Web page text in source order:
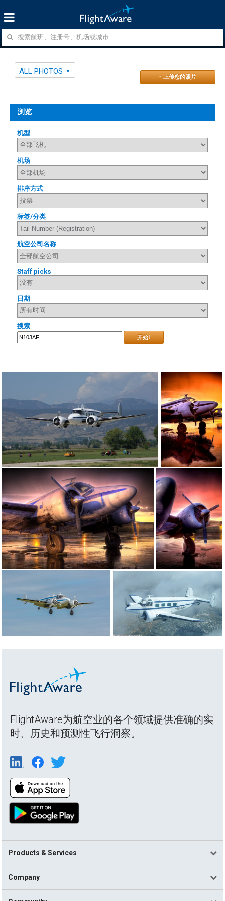
ALL PHOTOS
↑ 上传您的照片
浏览
机型
机场
排序方式
标签/分类
航空公司名称
Staff picks
日期
搜索
开始!
FlightAware为航空业的各个领域提供准确的实
时、历史和预测性飞行洞察。
Products & Services
Company